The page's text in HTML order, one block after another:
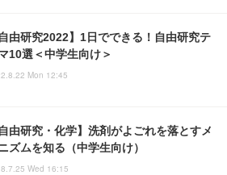
自由研究2022】1日でできる！自由研究テ
10選＜中学生向け＞
Mon 12:45
自由研究・化学】洗剤がよごれを落とすメ
ズムを知る（中学生向け）
Wed 16:15